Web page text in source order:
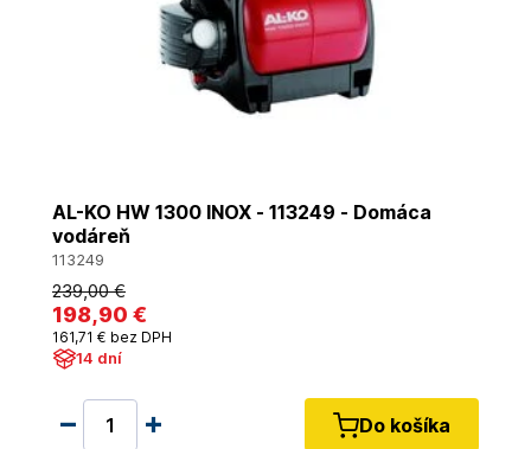
AL-KO HW 1300 INOX - 113249 - Domáca
vodáreň
113249
239,00 €
198,90 €
161,71 € bez DPH
14 dní
Do košíka